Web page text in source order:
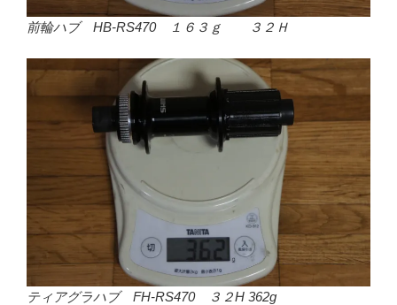
前輪ハブ HB-RS470 １６３ｇ ３２Ｈ
ティアグラハブ FH-RS470 ３２H 362g